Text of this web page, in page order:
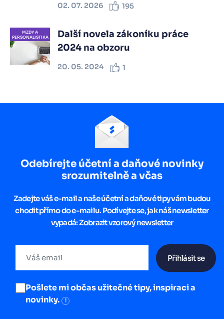
02. 07. 2026 195
MZDY A
PERSONALISTIKA
Další novela zákoníku práce
2024 na obzoru
20. 05. 2024 1
Odebírejte účetní a daňové novinky
srozumitelně a včas
Zadejte váš e-mail a naše účetní a daňové tipy vám budou
chodit přímo do e-mailu. Podívejte se, jak náš newsletter
vypadá:Zobrazit vzorový newsletter
Přihlásit se
Pošlete mi občas užitečné tipy, inspiraci a
novinky.
i